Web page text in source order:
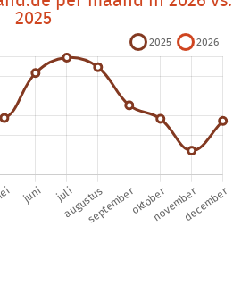
2025